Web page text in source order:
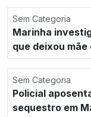
Sem Categoria
Marinha
que deixou
Sem Categoria
Policial
sequestro em